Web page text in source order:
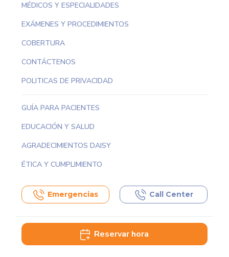
MÉDICOS Y ESPECIALIDADES
EXÁMENES Y PROCEDIMIENTOS
COBERTURA
CONTÁCTENOS
POLITICAS DE PRIVACIDAD
GUÍA PARA PACIENTES
EDUCACIÓN Y SALUD
AGRADECIMIENTOS DAISY
ÉTICA Y CUMPLIMIENTO
Emergencias Call Center
Reservar hora